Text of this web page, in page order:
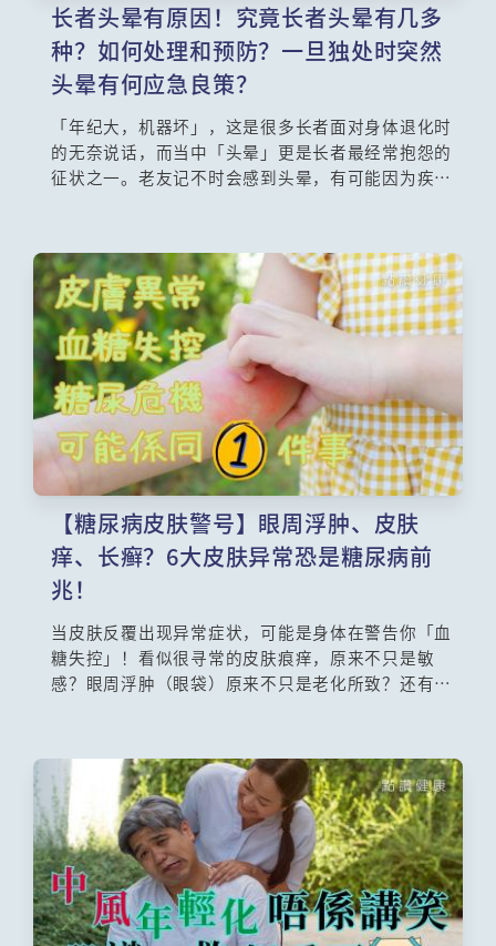
长者头晕有原因！究竟长者头晕有几多
种？如何处理和预防？一旦独处时突然
头晕有何应急良策？
「年纪大，机器坏」，这是很多长者面对身体退化时
的无奈说话，而当中「头晕」更是长者最经常抱怨的
征状之一。老友记不时会感到头晕，有可能因为疾病
和勤习哪些运动可以改善情况？《医生与你》请来香
港大学临床医学学院内科学系临床助理教授阮君毓医
生为大家详细讲解长者头晕，尤其要留心一旦长者独
处时突然头晕应该怎样做？
【糖尿病皮肤警号】眼周浮肿、皮肤
痒、长癣？6大皮肤异常恐是糖尿病前
兆！
当皮肤反覆出现异常症状，可能是身体在警告你「血
糖失控」！看似很寻常的皮肤痕痒，原来不只是敏
感？眼周浮肿（眼袋）原来不只是老化所致？还有面
身体各器官都会出现反应，而皮肤可说是最明显的表
征之一。糖尿病皮肤症状高达6成患者会出现，若合并
出现「眼周浮肿、皮肤痒、黑色棘皮、真菌感染」等
现象，务必立即检测血糖。本文解析糖尿病皮肤病变
的关键特征与自救对策！